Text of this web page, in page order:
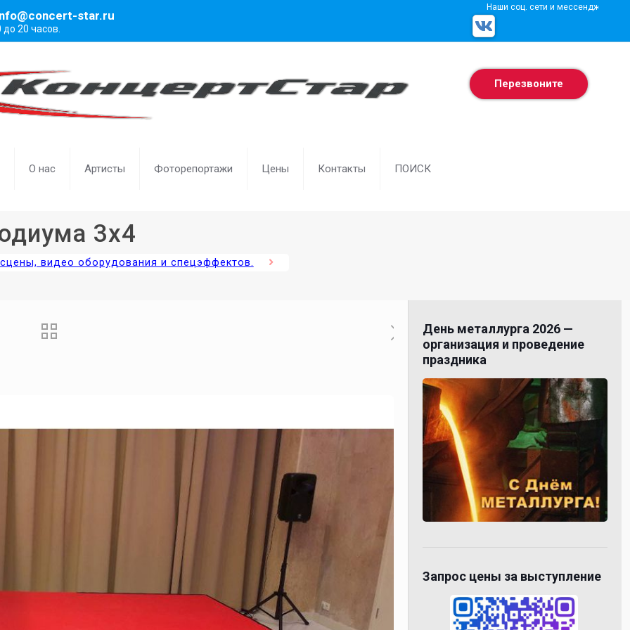
star.ru
до 20 часов.
Наши соц. сети и мессенджеры
О нас Артисты Фоторепортажи Цены Контакты ПОИСК
Перезвоните
3х4
видео оборудования и спецэффектов.
День металлурга 2026 —
организация и проведение
праздника
Запрос цены за выступление